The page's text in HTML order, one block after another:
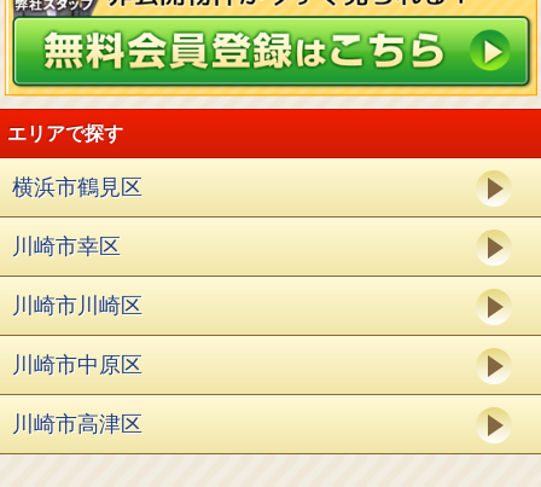
エリアで探す
横浜市鶴見区
川崎市幸区
川崎市川崎区
川崎市中原区
川崎市高津区